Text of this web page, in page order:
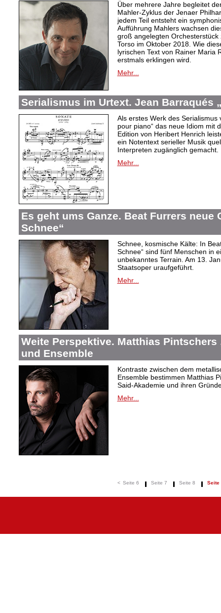
Über mehrere Jahre begleitet
Mahler-Zyklus der Jenaer
jedem Teil entsteht ein
Aufführung Mahlers wachsen
groß angelegten
Torso im Oktober 2018. Wie
lyrischen Text von Rainer Maria
erstmals erklingen wird.
Mehr...
Serialismus im Urtext. Jean Barraqués
Als erstes Werk des Serialismus
pour piano“ das neue Idiom mit
Edition von Heribert Henrich
ein Notentext serieller Musik
Interpreten zugänglich gemacht.
Mehr...
Es geht ums Ganze. Beat Furrers neue
Schnee“
Schnee, kosmische Kälte: In
Schnee“ sind fünf Menschen in
unbekanntes Terrain. Am 13.
Staatsoper uraufgeführt.
Mehr...
Weite Perspektive. Matthias Pintschers
und Ensemble
Kontraste zwischen dem
Ensemble bestimmen Matthias
Said-Akademie und ihren
Mehr...
< Seite 6 Seite 7 Seite 8 Seite